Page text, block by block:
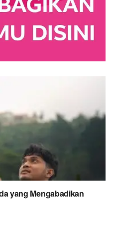
yang Mengabadikan